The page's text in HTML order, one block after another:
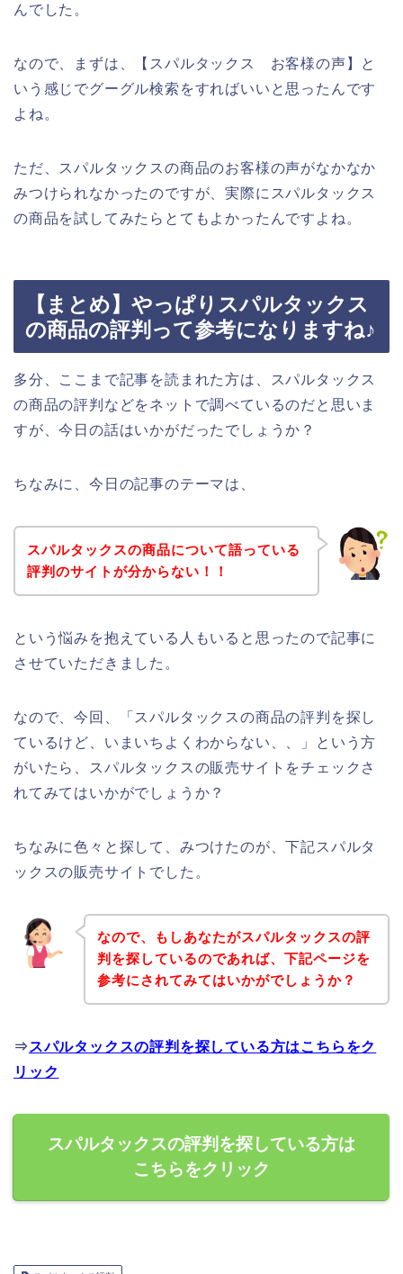
んでした。
なので、まずは、【スパルタックス お客様の声】と
いう感じでグーグル検索をすればいいと思ったんです
よね。
ただ、スパルタックスの商品のお客様の声がなかなか
みつけられなかったのですが、実際にスパルタックス
の商品を試してみたらとてもよかったんですよね。
【まとめ】やっぱりスパルタックス
の商品の評判って参考になりますね♪
多分、ここまで記事を読まれた方は、スパルタックス
の商品の評判などをネットで調べているのだと思いま
すが、今日の話はいかがだったでしょうか？
ちなみに、今日の記事のテーマは、
スパルタックスの商品について語っている
評判のサイトが分からない！！
という悩みを抱えている人もいると思ったので記事に
させていただきました。
なので、今回、「スパルタックスの商品の評判を探し
ているけど、いまいちよくわからない、、」という方
がいたら、スパルタックスの販売サイトをチェックさ
れてみてはいかがでしょうか？
ちなみに色々と探して、みつけたのが、下記スパルタ
ックスの販売サイトでした。
なので、もしあなたがスパルタックスの評
判を探しているのであれば、下記ページを
参考にされてみてはいかがでしょうか？
⇒ スパルタックスの評判を探している方はこちらをク
リック
スパルタックスの評判を探している方は
こちらをクリック